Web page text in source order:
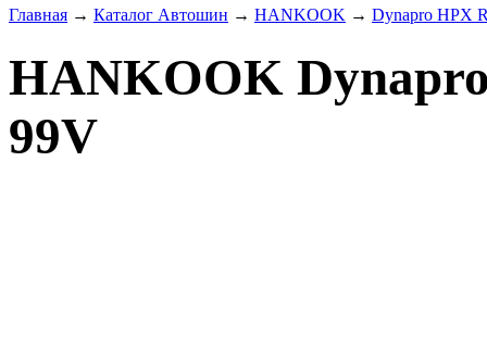
Главная → Каталог Автошин → HANKOOK → Dynapro HPX
HANKOOK
99V